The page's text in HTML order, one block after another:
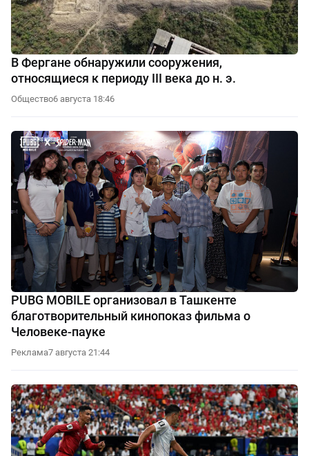
В Фергане обнаружили сооружения,
относящиеся к периоду III века до н. э.
Общество6 августа 18:46
PUBG MOBILE организовал в Ташкенте
благотворительный кинопоказ фильма о
Человеке-пауке
Реклама7 августа 21:44